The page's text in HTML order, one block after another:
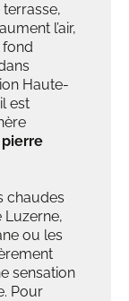
l’air,
fond
Haute-
est
chaudes
ou les
sensation
Pour